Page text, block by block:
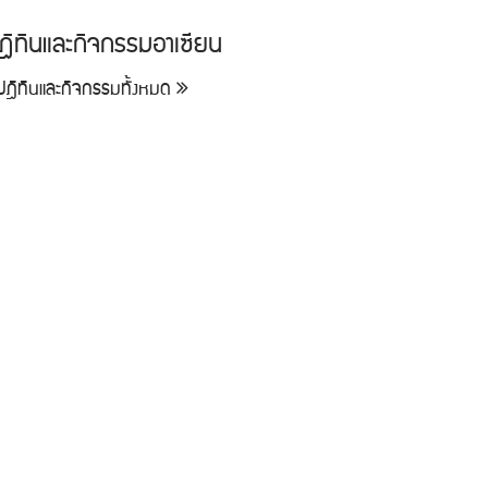
ทินและกิจกรรมอาเซียน
ทินและกิจกรรมทั้งหมด